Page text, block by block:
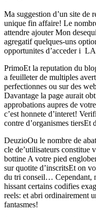
Ma suggestion d’un site de
unique fin affaire! Le
attendre ajouter Mon
agregatif quelques-uns
opportunites d’acceder i
PrimoEt la reputation du
a feuilleter de multiples
perfectionnes ou sur des
Davantage la page aurait
approbations aupres de
c’est honnete d’interet!
contre d’organismes tiersEt
DeuzioOu le nombre de
cle de’utilisateurs constitue
bottine A votre pied
sur quotite d’inscritsEt on
du tri conseil… Cependant,
hissant certains codifies
reels: et abri ordinairement
fantasmes!